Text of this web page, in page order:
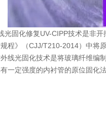
固化修复UV-CIPP技术是非开
程》（CJJ/T210-2014）中将
线光固化技术是将玻璃纤维编
一定强度的内衬管的原位固化法